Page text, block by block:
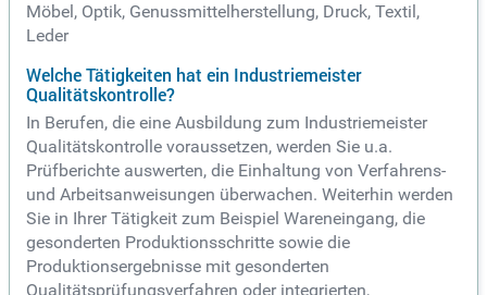
Möbel, Optik, Genussmittelherstellung, Druck, Textil,
Leder
Welche Tätigkeiten hat ein Industriemeister
Qualitätskontrolle?
In Berufen, die eine Ausbildung zum Industriemeister
Qualitätskontrolle voraussetzen, werden Sie u.a.
Prüfberichte auswerten, die Einhaltung von Verfahrens-
und Arbeitsanweisungen überwachen. Weiterhin werden
Sie in Ihrer Tätigkeit zum Beispiel Wareneingang, die
gesonderten Produktionsschritte sowie die
Produktionsergebnisse mit gesonderten
Qualitätsprüfungsverfahren oder integrierten,